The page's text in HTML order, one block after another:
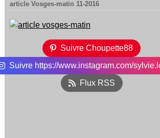
article Vosges-matin 11-2016
Suivre Choupette88
Suivre https://www.instagram.com/
Flux RSS